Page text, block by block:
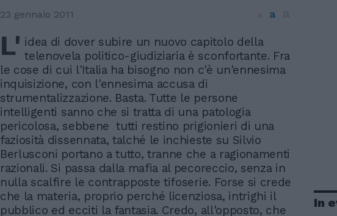
23 gennaio 2011 a
L' idea di dover subire un nuovo capitolo della
telenovela politico-giudiziaria è sconfortante. Fra
le cose di cui l'Italia ha bisogno non c'è un'ennesima
inquisizione, con l'ennesima accusa di
strumentalizzazione. Basta. Tutte le persone
intelligenti sanno che si tratta di una patologia
pericolosa, sebbene tutti restino prigionieri di una
faziosità dissennata, talché le inchieste su Silvio
Berlusconi portano a tutto, tranne che a ragionamenti
razionali. Si passa dalla mafia al pecoreccio, senza in
nulla scalfire le contrapposte tifoserie. Forse si crede
che la materia, proprio perché licenziosa, intrighi il
pubblico ed ecciti la fantasia. Credo, all'opposto, che
In